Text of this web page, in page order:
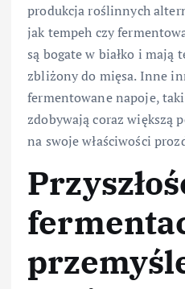
produkcja roślinnych
jak tempeh czy
są bogate w białko i mają
zbliżony do mięsa. Inne
fermentowane napoje,
zdobywają coraz większą
na swoje właściwości